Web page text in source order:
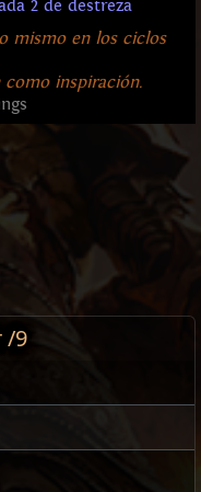
2 de destreza
mismo en los ciclos
como inspiración.
/9